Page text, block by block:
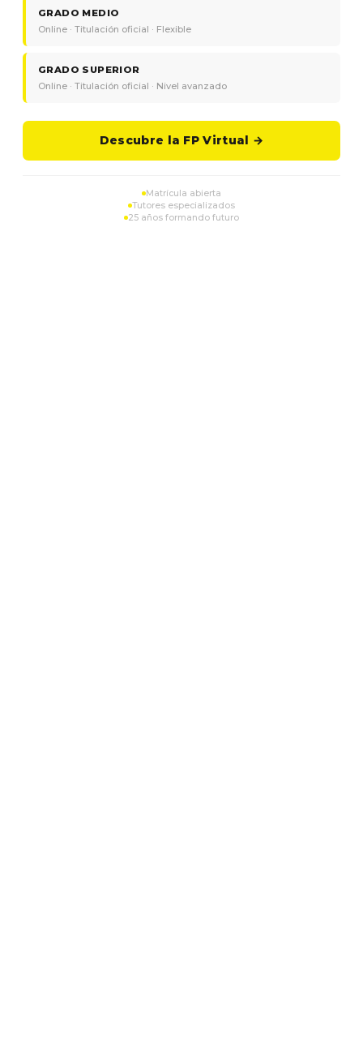
GRADO MEDIO
Online · Titulación oficial · Flexible
GRADO SUPERIOR
Online · Titulación oficial · Nivel avanzado
Descubre la FP Virtual →
Matrícula abierta
Tutores especializados
25 años formando futuro